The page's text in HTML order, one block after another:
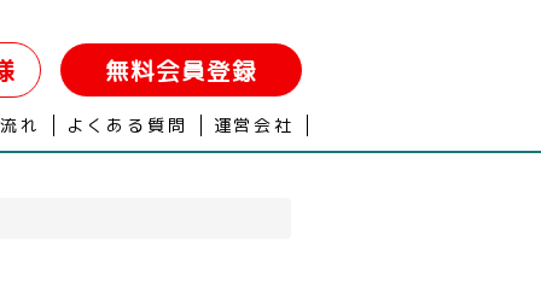
無料会員登録
れ よくある質問 運営会社